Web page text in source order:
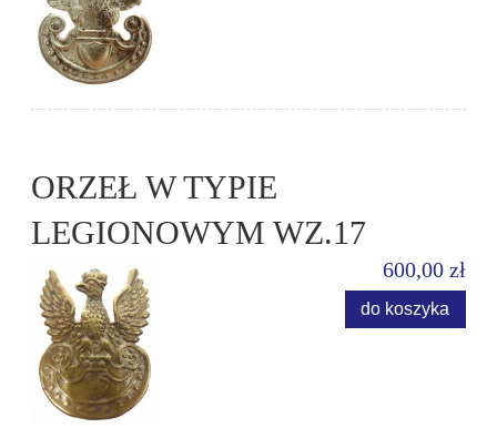
ORZEŁ W TYPIE
LEGIONOWYM WZ.17
600,00 zł
do koszyka